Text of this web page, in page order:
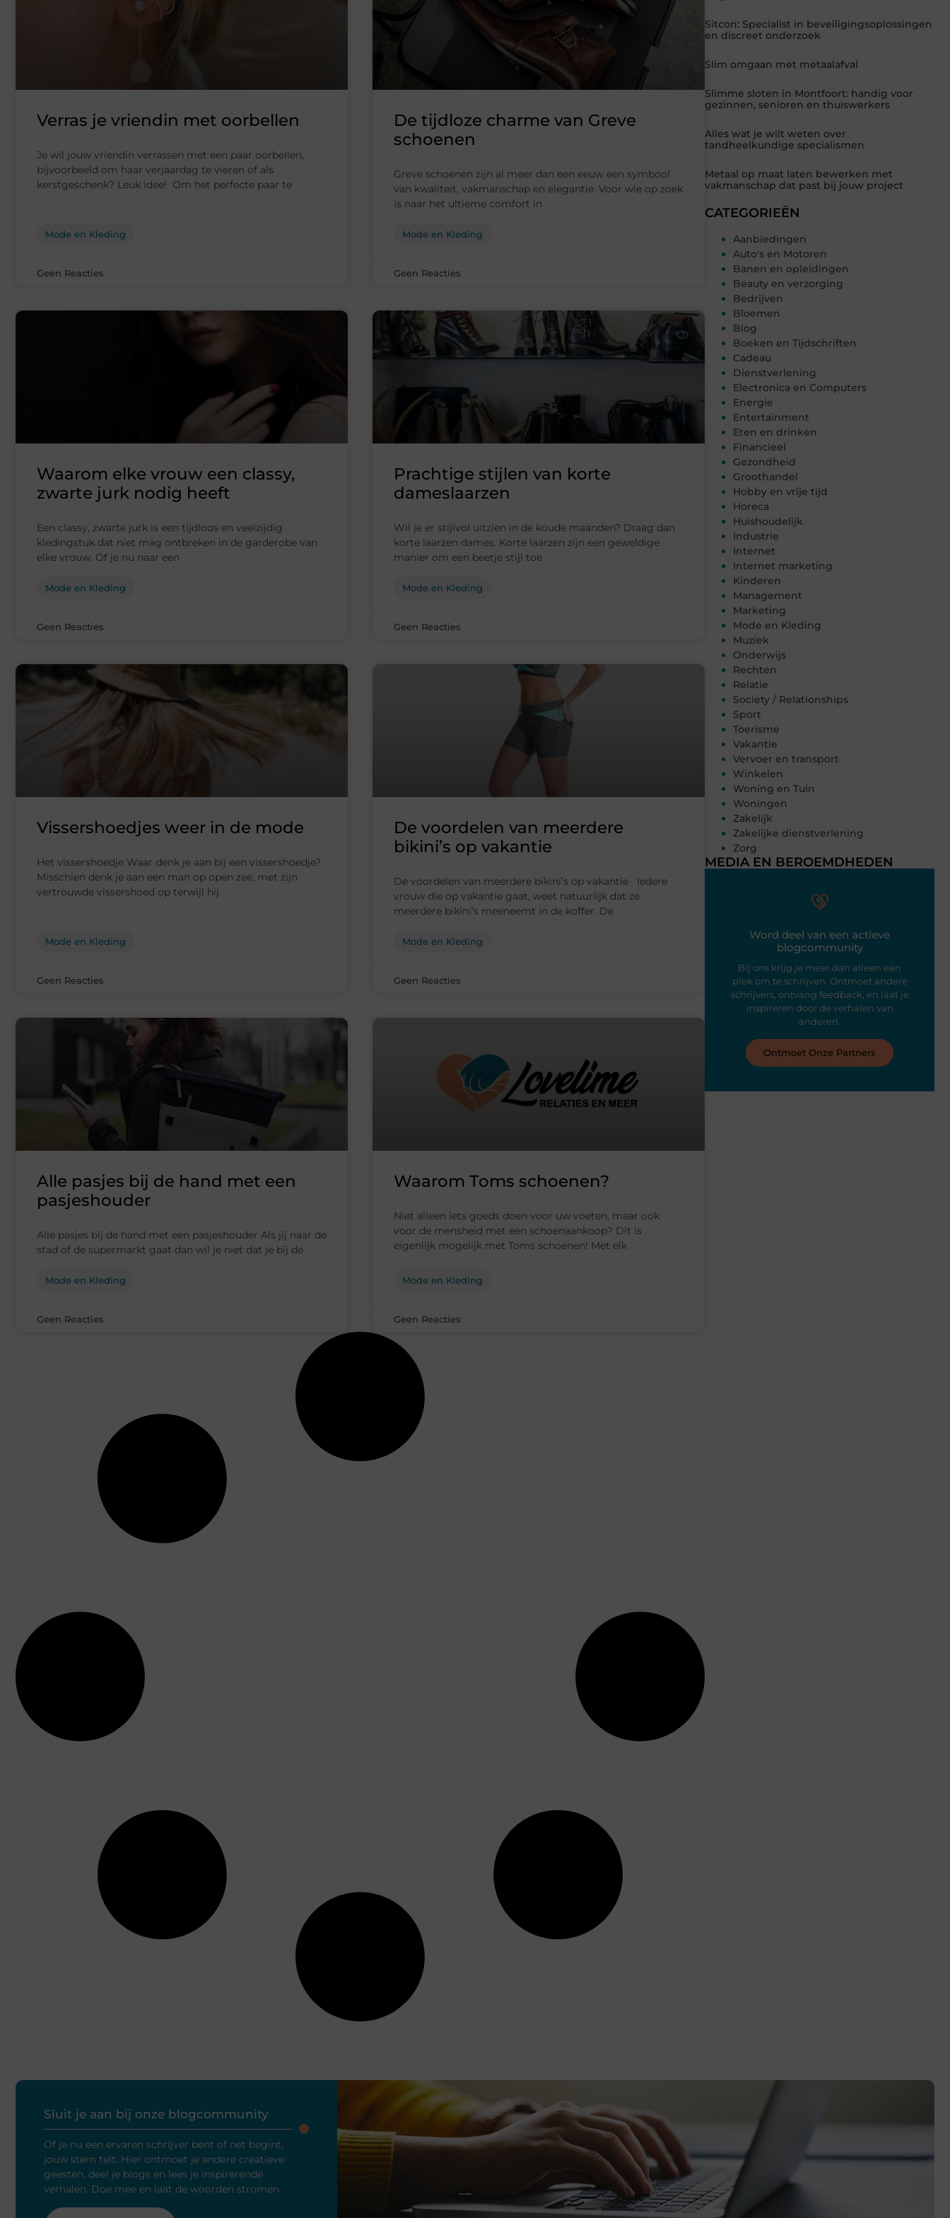
Sitcon: Specialist in beveiligingsoplossingen
en discreet onderzoek
Slim omgaan met metaalafval
Slimme sloten in Montfoort: handig voor
gezinnen, senioren en thuiswerkers
Alles wat je wilt weten over
tandheelkundige specialismen
Metaal op maat laten bewerken met
vakmanschap dat past bij jouw project
CATEGORIEËN
Aanbiedingen
Auto's en Motoren
Banen en opleidingen
Beauty en verzorging
Bedrijven
Bloemen
Blog
Boeken en Tijdschriften
Cadeau
Dienstverlening
Electronica en Computers
Energie
Entertainment
Eten en drinken
Financieel
Gezondheid
Groothandel
Hobby en vrije tijd
Horeca
Huishoudelijk
Industrie
Internet
Internet marketing
Kinderen
Management
Marketing
Mode en Kleding
Muziek
Onderwijs
Rechten
Relatie
Society / Relationships
Sport
Toerisme
Vakantie
Vervoer en transport
Winkelen
Woning en Tuin
Woningen
Zakelijk
Zakelijke dienstverlening
Zorg
MEDIA EN BEROEMDHEDEN
Word deel van een actieve
blogcommunity
Bij ons krijg je meer dan alleen een
plek om te schrijven. Ontmoet andere
schrijvers, ontvang feedback, en laat je
inspireren door de verhalen van
anderen.
Ontmoet Onze Partners
Verras je vriendin met oorbellen
Je wil jouw vriendin verrassen met een paar oorbellen,
bijvoorbeeld om haar verjaardag te vieren of als
kerstgeschenk? Leuk idee! Om het perfecte paar te
Mode en Kleding
Geen Reacties
De tijdloze charme van Greve
schoenen
Greve schoenen zijn al meer dan een eeuw een symbool
van kwaliteit, vakmanschap en elegantie. Voor wie op zoek
is naar het ultieme comfort in
Mode en Kleding
Geen Reacties
Waarom elke vrouw een classy,
zwarte jurk nodig heeft
Een classy, zwarte jurk is een tijdloos en veelzijdig
kledingstuk dat niet mag ontbreken in de garderobe van
elke vrouw. Of je nu naar een
Mode en Kleding
Geen Reacties
Prachtige stijlen van korte
dameslaarzen
Wil je er stijlvol uitzien in de koude maanden? Draag dan
korte laarzen dames. Korte laarzen zijn een geweldige
manier om een beetje stijl toe
Mode en Kleding
Geen Reacties
Vissershoedjes weer in de mode
Het vissershoedje Waar denk je aan bij een vissershoedje?
Misschien denk je aan een man op open zee, met zijn
vertrouwde vissershoed op terwijl hij
Mode en Kleding
Geen Reacties
De voordelen van meerdere
bikini’s op vakantie
De voordelen van meerdere bikini’s op vakantie Iedere
vrouw die op vakantie gaat, weet natuurlijk dat ze
meerdere bikini’s meeneemt in de koffer. De
Mode en Kleding
Geen Reacties
Alle pasjes bij de hand met een
pasjeshouder
Alle pasjes bij de hand met een pasjeshouder Als jij naar de
stad of de supermarkt gaat dan wil je niet dat je bij de
Mode en Kleding
Geen Reacties
Waarom Toms schoenen?
Niet alleen iets goeds doen voor uw voeten, maar ook
voor de mensheid met een schoenaankoop? Dit is
eigenlijk mogelijk met Toms schoenen! Met elk
Mode en Kleding
Geen Reacties
Sluit je aan bij onze blogcommunity
Of je nu een ervaren schrijver bent of net begint,
jouw stem telt. Hier ontmoet je andere creatieve
geesten, deel je blogs en lees je inspirerende
verhalen. Doe mee en laat de woorden stromen.